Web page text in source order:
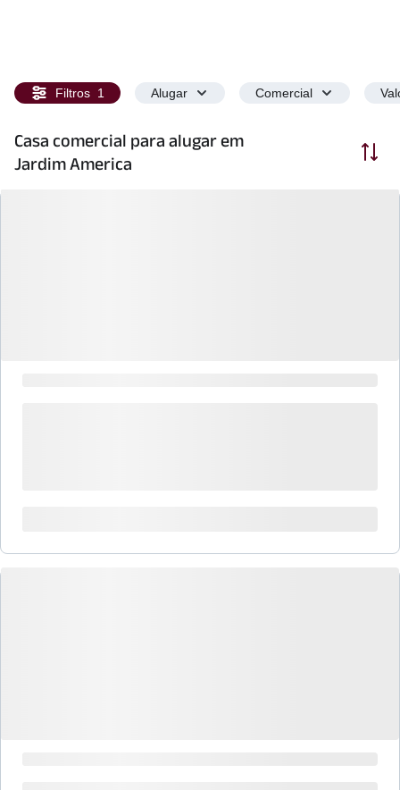
Filtros 1 Alugar Comercial
Casa comercial para alugar em
Jardim America
Ordenar